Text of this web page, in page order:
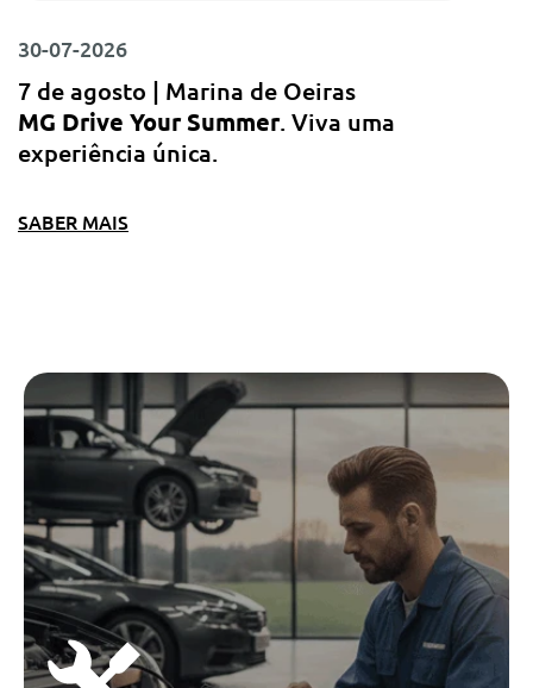
30-07-2026
7 de agosto | Marina de Oeiras
MG Drive Your Summer. Viva uma
experiência única.
SABER MAIS